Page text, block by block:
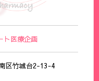
ト医療企画
区竹城台2-13-4